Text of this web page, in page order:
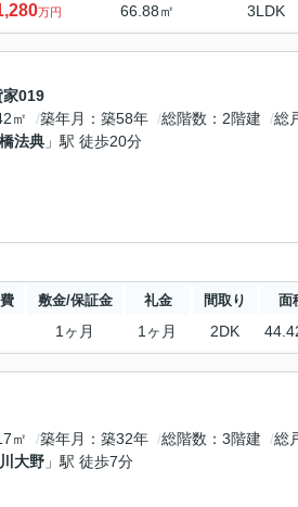
万円 66.88㎡ 3LDK
家019
㎡ 築年月 築58年 総階数 2階建 総
法典 」駅 徒歩20分
敷金/保証金 礼金 間取り 面
1ヶ月 1ヶ月 2DK
㎡ 築年月 築32年 総階数 3階建 総
大野 」駅 徒歩7分